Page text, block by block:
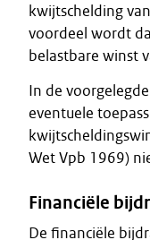
kwijtschelding
voordeel wordt
belastbare winst
In de
eventuele
Wet Vpb 1969)
Financiële
De financiële